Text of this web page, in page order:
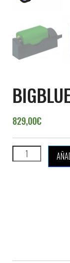
829,00€
BIGBLUE